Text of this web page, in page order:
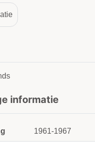
informatie
1961-1967